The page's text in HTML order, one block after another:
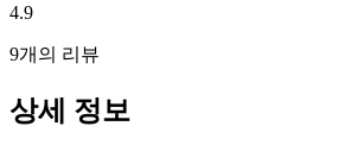
4.9
9개의 리뷰
상세 정보